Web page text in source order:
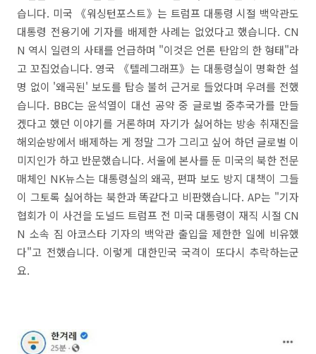
습니다. 미국 《워싱턴포스트》는 트럼프 대통령 시절 백악관도
대통령 전용기에 기자를 배제한 사례는 없었다고 했습니다. CN
N 역시 일련의 사태를 언급하며 "이것은 언론 탄압의 한 형태"라
고 꼬집었습니다. 영국 《텔레그래프》는 대통령실이 명확한 설
명 없이 '왜곡된' 보도를 탑승 불허 근거로 들었다며 우려를 전했
습니다. BBC는 윤석열이 대선 공약 중 글로벌 중추국가를 만들
겠다고 했던 이야기를 거론하며 자기가 싫어하는 방송 취재진을
해외순방에서 배제하는 게 정말 그가 그리고 싶어 하던 글로벌 이
미지인가 하고 반문했습니다. 서울에 본사를 둔 미국의 북한 전문
매체인 NK뉴스는 대통령실의 왜곡, 편파 보도 방지 대책이 그들
이 그토록 싫어하는 북한과 똑같다고 비판했습니다. AP는 "기자
협회가 이 사건을 도널드 트럼프 전 미국 대통령이 재직 시절 CN
N 소속 짐 아코스타 기자의 백악관 출입을 제한한 일에 비유했
다"고 전했습니다. 이렇게 대한민국 국격이 또다시 추락하는군
요.